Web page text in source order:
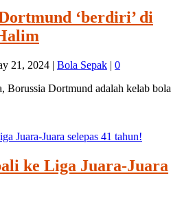
‘berdiri’ di
21, 2024 | Bola Sepak | 0
Borussia Dortmund adalah kelab bola
ke Liga Juara-Juara